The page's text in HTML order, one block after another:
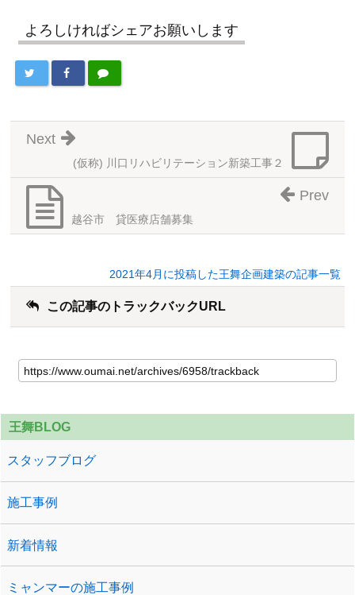
よろしければシェアお願いします
(仮称) 川口リハビリテーション新築工事２
Next
越谷市 貸医療店舗募集
Prev
2021年4月に投稿した王舞企画建築の記事一覧
この記事のトラックバックURL
王舞BLOG
スタッフブログ
施工事例
新着情報
ミャンマーの施工事例